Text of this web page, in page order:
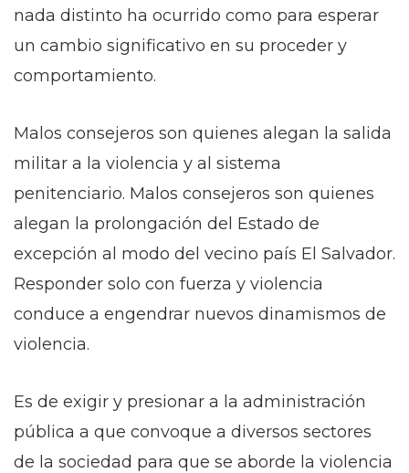
nada distinto ha ocurrido como para esperar
un cambio significativo en su proceder y
comportamiento.
Malos consejeros son quienes alegan la salida
militar a la violencia y al sistema
penitenciario. Malos consejeros son quienes
alegan la prolongación del Estado de
excepción al modo del vecino país El Salvador.
Responder solo con fuerza y violencia
conduce a engendrar nuevos dinamismos de
violencia.
Es de exigir y presionar a la administración
pública a que convoque a diversos sectores
de la sociedad para que se aborde la violencia